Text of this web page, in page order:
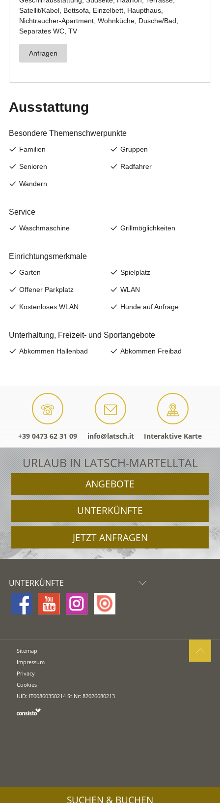
+39 0473 62 31 09 info@latsch.it Interaktive Karte
URLAUB IN LATSCH-MARTELLTAL
ANGEBOTE
UNTERKÜNFTE
JETZT ANFRAGEN
UNTERKÜNFTE
Sitemap
Impressum
Privacy
Cookies
UID: IT00860350214 St.Nr: 82026680213
SUCHEN & BUCHEN